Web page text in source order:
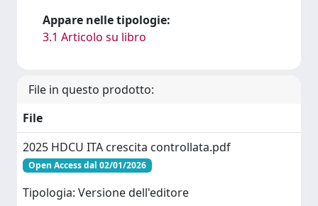
Appare nelle tipologie:
3.1 Articolo su libro
File in questo prodotto:
File
2025 HDCU ITA crescita controllata.pdf
Open Access dal 02/01/2026
Tipologia: Versione dell'editore